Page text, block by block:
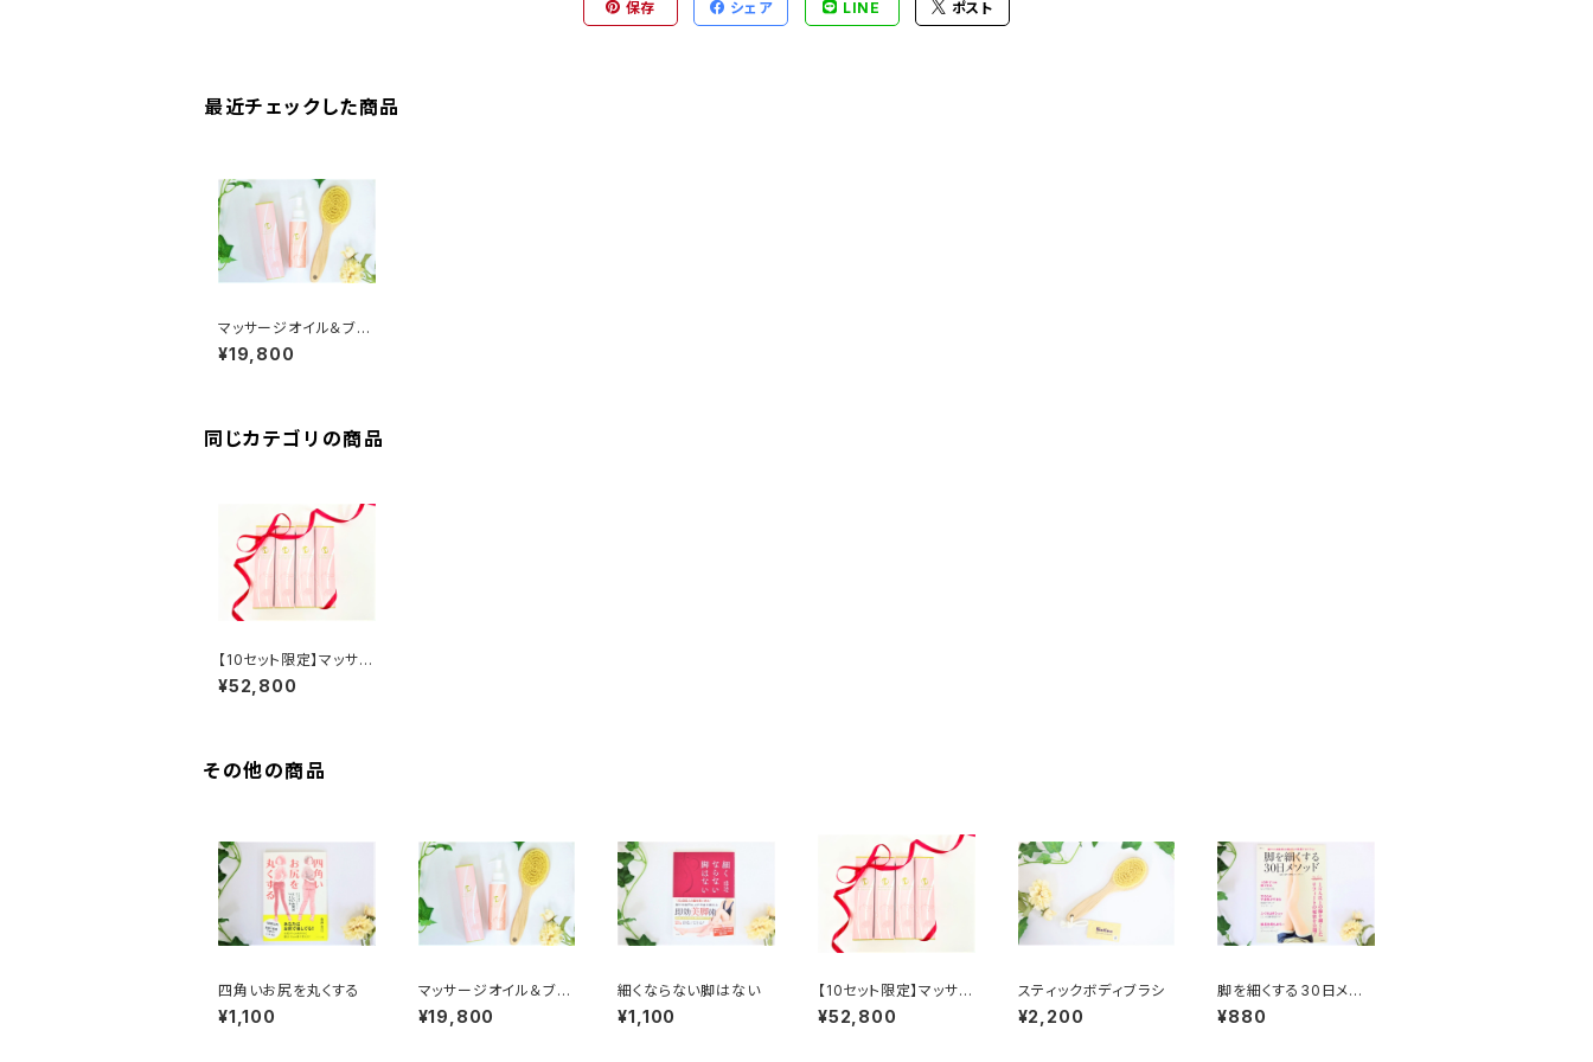
保存 シェア LINE ポスト
最近チェックした商品
マッサージオイル＆ブラ
シセット
¥19,800
同じカテゴリの商品
【10セット限定】マッサー
ジオイルセット
¥52,800
その他の商品
四角いお尻を丸くする
¥1,100
マッサージオイル＆ブラ
シセット
¥19,800
細くならない脚はない
¥1,100
【10セット限定】マッサー
ジオイルセット
¥52,800
スティックボディブラシ
¥2,200
脚を細くする30日メソッ
ド
¥880